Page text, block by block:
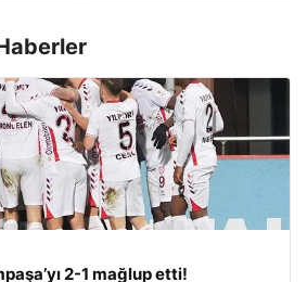
2-1 mağlup etti!